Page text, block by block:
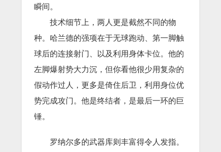
瞬间。
技术细节上，两人更是截然不同的物
种。哈兰德的强项在于无球跑动、第一脚触
球后的连接射门、以及利用身体卡位。他的
左脚爆射势大力沉，但你看他很少用复杂的
假动作过人，更多是倚住后卫，利用身位优
势完成攻门。他是终结者，是最后一环的巨
锤。
罗纳尔多的武器库则丰富得令人发指。